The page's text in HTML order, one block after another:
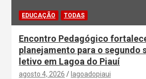
EDUCAÇÃO TODAS
Encontro Pedagógico
planejamento para o segundo
letivo em Lagoa do Piauí
agosto 4, 2026 lagoadopiaui